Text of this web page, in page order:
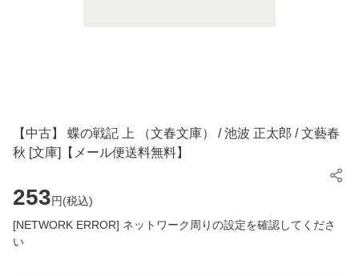
【中古】 蝶の戦記 上 （文春文庫） / 池波 正太郎 / 文藝春
秋 [文庫]【メール便送料無料】
253円(税込)
[NETWORK ERROR] ネットワーク周りの設定を確認してくださ
い